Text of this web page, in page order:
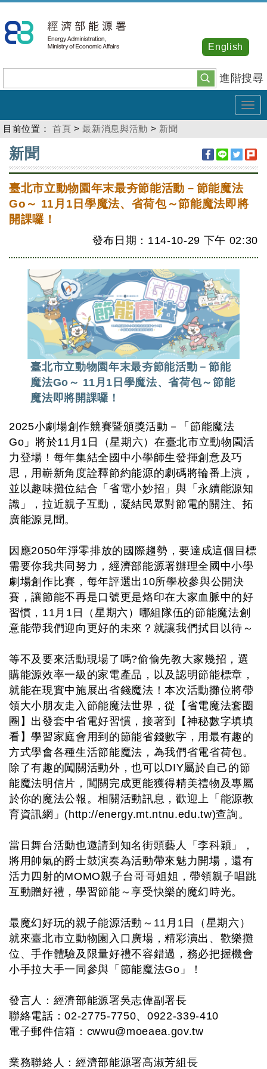
到
主
內
容
進階搜尋
English
目前位置： 首頁 >最新消息與活動 > 新聞
:::
新聞
臺北市立動物園年末最夯節能活動－節能魔法
Go～ 11月1日學魔法、省荷包～節能魔法即將
開課囉！
發布日期：114-10-29 下午 02:30
臺北市立動物園年末最夯節能活動－節能
魔法Go～ 11月1日學魔法、省荷包～節能
魔法即將開課囉！
2025小劇場創作競賽暨頒獎活動－「節能魔法
Go」將於11月1日（星期六）在臺北市立動物園活
力登場！每年集結全國中小學師生發揮創意及巧
思，用嶄新角度詮釋節約能源的劇碼將輪番上演，
並以趣味攤位結合「省電小妙招」與「永續能源知
識」，拉近親子互動，凝結民眾對節電的關注、拓
廣能源見聞。
因應2050年淨零排放的國際趨勢，要達成這個目標
需要你我共同努力，經濟部能源署辦理全國中小學
劇場創作比賽，每年評選出10所學校參與公開決
賽，讓節能不再是口號更是烙印在大家血脈中的好
習慣，11月1日（星期六）哪組隊伍的節能魔法創
意能帶我們迎向更好的未來？就讓我們拭目以待～
等不及要來活動現場了嗎?偷偷先教大家幾招，選
購能源效率一級的家電產品，以及認明節能標章，
就能在現實中施展出省錢魔法！本次活動攤位將帶
領大小朋友走入節能魔法世界，從【省電魔法套圈
圈】出發套中省電好習慣，接著到【神秘數字填填
看】學習家庭會用到的節能省錢數字，用最有趣的
方式學會各種生活節能魔法，為我們省電省荷包。
除了有趣的闖關活動外，也可以DIY屬於自己的節
能魔法明信片，闖關完成更能獲得精美禮物及專屬
於你的魔法公報。相關活動訊息，歡迎上「能源教
育資訊網」(http://energy.mt.ntnu.edu.tw)查詢。
當日舞台活動也邀請到知名街頭藝人「李科穎」，
將用帥氣的爵士鼓演奏為活動帶來魅力開場，還有
活力四射的MOMO親子台哥哥姐姐，帶領親子唱跳
互動贈好禮，學習節能～享受快樂的魔幻時光。
最魔幻好玩的親子能源活動～11月1日（星期六）
就來臺北市立動物園入口廣場，精彩演出、歡樂攤
位、手作體驗及限量好禮不容錯過，務必把握機會
小手拉大手一同參與「節能魔法Go」！
發言人：經濟部能源署吳志偉副署長
聯絡電話：02-2775-7750、0922-339-410
電子郵件信箱： cwwu@moeaea.gov.tw
業務聯絡人：經濟部能源署高淑芳組長